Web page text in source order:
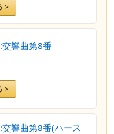
>
響曲第8番
>
響曲第8番(ハース